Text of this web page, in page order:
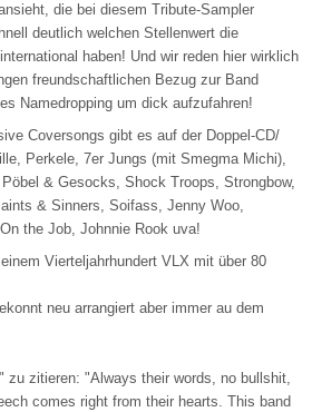
die bei diesem Tribute-Sampler
deutlich welchen Stellenwert die
haben! Und wir reden hier wirklich
freundschaftlichen Bezug zur Band
Namedropping um dick aufzufahren!
Coversongs gibt es auf der Doppel-CD/
Perkele, 7er Jungs (mit Smegma Michi),
& Gesocks, Shock Troops, Strongbow,
& Sinners, Soifass, Jenny Woo,
the Job, Johnnie Rook uva!
Vierteljahrhundert VLX mit über 80
neu arrangiert aber immer au dem
zu zitieren: "Always their words, no bullshit,
comes right from their hearts. This band